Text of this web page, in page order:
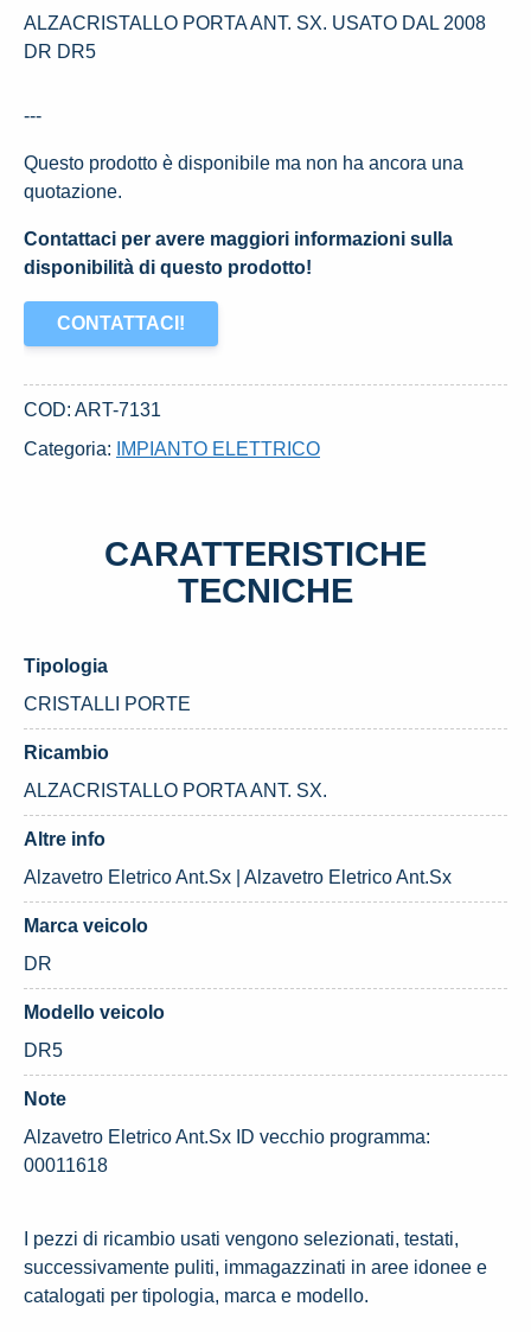
ALZACRISTALLO PORTA ANT. SX. USATO DAL 2008
DR DR5
---
Questo prodotto è disponibile ma non ha ancora una
quotazione.
Contattaci per avere maggiori informazioni sulla
disponibilità di questo prodotto!
CONTATTACI!
COD: ART-7131
Categoria:
IMPIANTO ELETTRICO
CARATTERISTICHE
TECNICHE
Tipologia
CRISTALLI PORTE
Ricambio
ALZACRISTALLO PORTA ANT. SX.
Altre info
Alzavetro Eletrico Ant.Sx | Alzavetro Eletrico Ant.Sx
Marca veicolo
DR
Modello veicolo
DR5
Note
Alzavetro Eletrico Ant.Sx ID vecchio programma:
00011618
I pezzi di ricambio usati vengono selezionati, testati,
successivamente puliti, immagazzinati in aree idonee e
catalogati per tipologia, marca e modello.